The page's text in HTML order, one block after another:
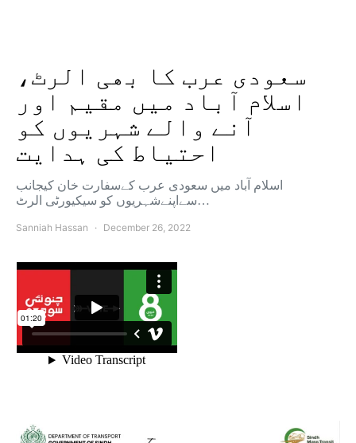
سعودی عرب کا بھی الرٹ،
اسلام آباد میں مقیم اور
آنے والے شہریوں کو
احتیاط کی ہدایت
اسلام آباد میں سعودی عرب کےسفارت خان کیجانب
سےاپنےشہریوں کو سیکیورٹی الرٹ…
Sanniah Hassan December 26, 2022